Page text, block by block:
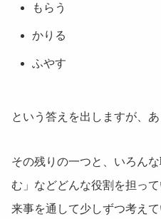
もらう
かりる
ふやす
という答えを出しますが、
その残りの一つと、いろん
む」などどんな役割を担っ
来事を通して少しずつ考え